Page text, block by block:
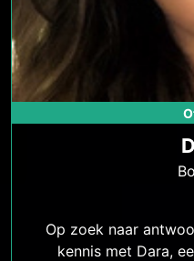
Op zoek naar
kennis met Dara,